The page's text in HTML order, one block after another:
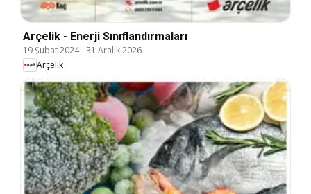
Arçelik - Enerji Sınıflandırmaları
19 Şubat 2024-31 Aralık 2026
Arçelik